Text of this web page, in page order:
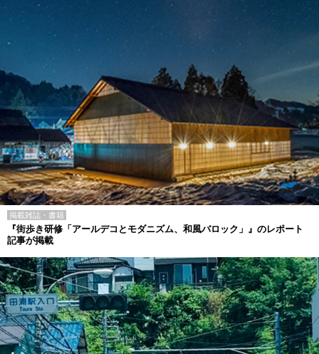
掲載雑誌・書籍
『街歩き研修「アールデコとモダニズム、和風バロック」』のレポート
記事が掲載